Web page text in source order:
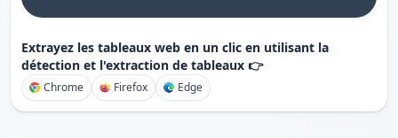
Extrayez les tableaux web en un clic en utilisant la
détection et l'extraction de tableaux 👉
Chrome Firefox Edge